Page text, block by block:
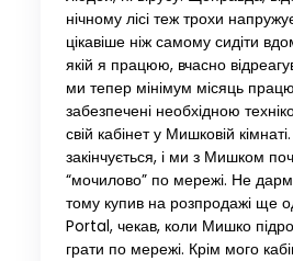
нічному лісі теж трохи
цікавіше ніж самому сидіти
якій я працюю, вчасно
ми тепер мінімум місяць
забезпечені необхідною
свій кабінет у Мишковій
закінчується, і ми з Мишком
“мочилово” по мережі. Не
тому купив на розпродажі ще
Portal, чекав, коли Мишко
грати по мережі. Крім мого